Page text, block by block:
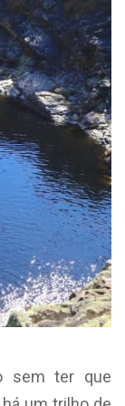
sem ter que